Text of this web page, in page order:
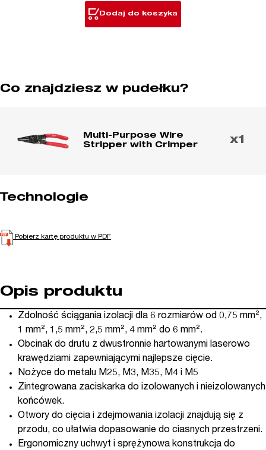
izolacji
Dodaj do koszyka
Co znajdziesz w pudełku?
Multi-Purpose Wire
Stripper with Crimper
x1
Technologie
Pobierz kartę produktu w PDF
Opis produktu
Zdolność ściągania izolacji dla 6 rozmiarów od 0,75 mm²,
1 mm², 1,5 mm², 2,5 mm², 4 mm² do 6 mm².
Obcinak do drutu z dwustronnie hartowanymi laserowo
krawędziami zapewniającymi najlepsze cięcie.
Nożyce do metalu M25, M3, M35, M4 i M5
Zintegrowana zaciskarka do izolowanych i nieizolowanych
końcówek.
Otwory do cięcia i zdejmowania izolacji znajdują się z
przodu, co ułatwia dopasowanie do ciasnych przestrzeni.
Ergonomiczny uchwyt i sprężynowa konstrukcja do